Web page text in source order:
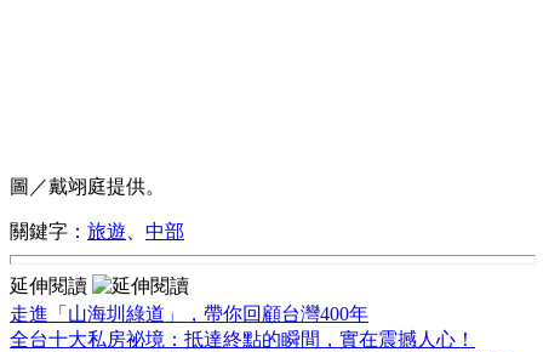
圖／戴翊庭提供。
關鍵字： 旅遊 中部
延伸閱讀
走進「山海圳綠道」，帶你回顧台灣400年
全台十大私房祕境：抵達終點的瞬間，實在震撼人心！